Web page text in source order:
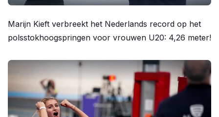
Marijn Kieft verbreekt het Nederlands record op het
polsstokhoogspringen voor vrouwen U20: 4,26 meter!